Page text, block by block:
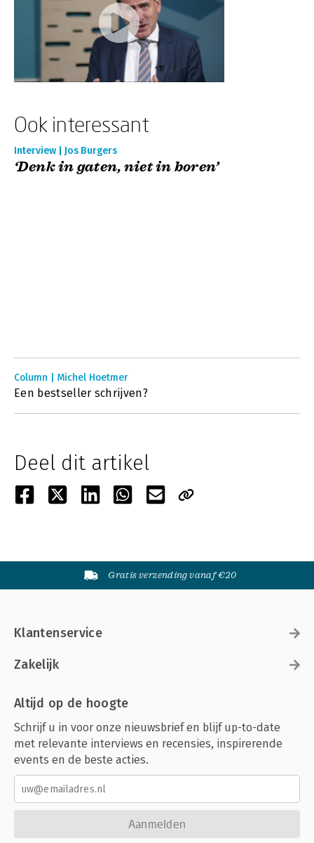
Ook interessant
Interview | Jos Burgers
‘Denk in gaten, niet in boren’
Column | Michel Hoetmer
Een bestseller schrijven?
Deel dit artikel
Gratis verzending vanaf €20
Klantenservice
Zakelijk
Altijd op de hoogte
Schrijf u in voor onze nieuwsbrief en blijf up-to-date
met relevante interviews en recensies, inspirerende
events en de beste acties.
Aanmelden